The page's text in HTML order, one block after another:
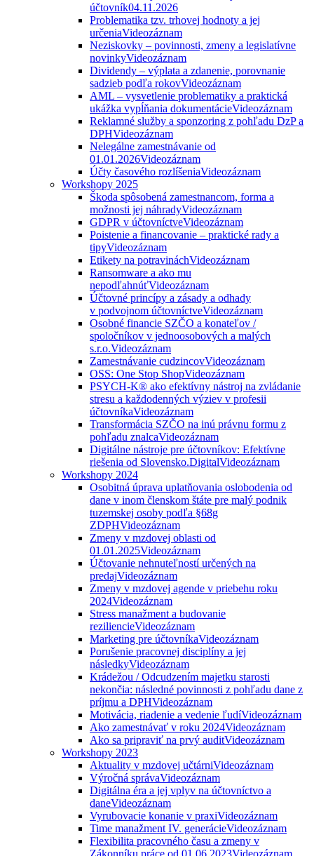
účtovník04.11.2026
Problematika tzv. trhovej hodnoty a jej
určeniaVideozáznam
Neziskovky – povinnosti, zmeny a legislatívne
novinkyVideozáznam
Dividendy – výplata a zdanenie, porovnanie
sadzieb podľa rokovVideozáznam
AML – vysvetlenie problematiky a praktická
ukážka vypĺňania dokumentácieVideozáznam
Reklamné služby a sponzoring z pohľadu DzP a
DPHVideozáznam
Nelegálne zamestnávanie od
01.01.2026Videozáznam
Účty časového rozlíšeniaVideozáznam
Workshopy 2025
Škoda spôsobená zamestnancom, forma a
možnosti jej náhradyVideozáznam
GDPR v účtovníctveVideozáznam
Poistenie a financovanie – praktické rady a
tipyVideozáznam
Etikety na potravináchVideozáznam
Ransomware a ako mu
nepodľahnúťVideozáznam
Účtovné princípy a zásady a odhady
v podvojnom účtovníctveVideozáznam
Osobné financie SZČO a konateľov /
spoločníkov v jednoosobových a malých
s.r.o.Videozáznam
Zamestnávanie cudzincovVideozáznam
OSS: One Stop ShopVideozáznam
PSYCH-K® ako efektívny nástroj na zvládanie
stresu a každodenných výziev v profesii
účtovníkaVideozáznam
Transformácia SZČO na inú právnu formu z
pohľadu znalcaVideozáznam
Digitálne nástroje pre účtovníkov: Efektívne
riešenia od Slovensko.DigitalVideozáznam
Workshopy 2024
Osobitná úprava uplatňovania oslobodenia od
dane v inom členskom štáte pre malý podnik
tuzemskej osoby podľa §68g
ZDPHVideozáznam
Zmeny v mzdovej oblasti od
01.01.2025Videozáznam
Účtovanie nehnuteľností určených na
predajVideozáznam
Zmeny v mzdovej agende v priebehu roku
2024Videozáznam
Stress manažment a budovanie
reziliencieVideozáznam
Marketing pre účtovníkaVideozáznam
Porušenie pracovnej disciplíny a jej
následkyVideozáznam
Krádežou / Odcudzením majetku starosti
nekončia: následné povinnosti z pohľadu dane z
príjmu a DPHVideozáznam
Motivácia, riadenie a vedenie ľudíVideozáznam
Ako zamestnávať v roku 2024Videozáznam
Ako sa pripraviť na prvý auditVideozáznam
Workshopy 2023
Aktuality v mzdovej učtárniVideozáznam
Výročná správaVideozáznam
Digitálna éra a jej vplyv na účtovníctvo a
daneVideozáznam
Vyrubovacie konanie v praxiVideozáznam
Time manažment IV. generácieVideozáznam
Flexibilita pracovného času a zmeny v
Zákonníku práce od 01.06.2023Videozáznam